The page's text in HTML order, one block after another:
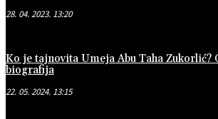
28. 04. 2023. 13:20
Ko je tajnovita Umeja Abu Taha Zukorlić?
biografija
22. 05. 2024. 13:15